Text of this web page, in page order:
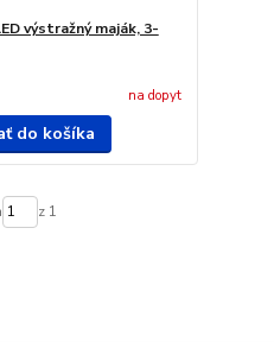
výstražný maják, 3-
na dopyt
do košíka
z 1